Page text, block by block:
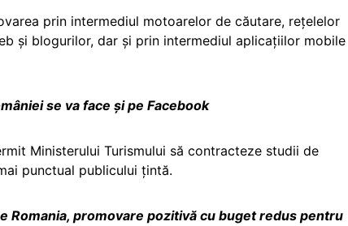
prin intermediul motoarelor de căutare, rețelelor
și blogurilor, dar și prin intermediul aplicațiilor mobile
se va face și pe Facebook
Ministerului Turismului să contracteze studii de
punctual publicului ţintă.
Romania, promovare pozitivă cu buget redus pentru